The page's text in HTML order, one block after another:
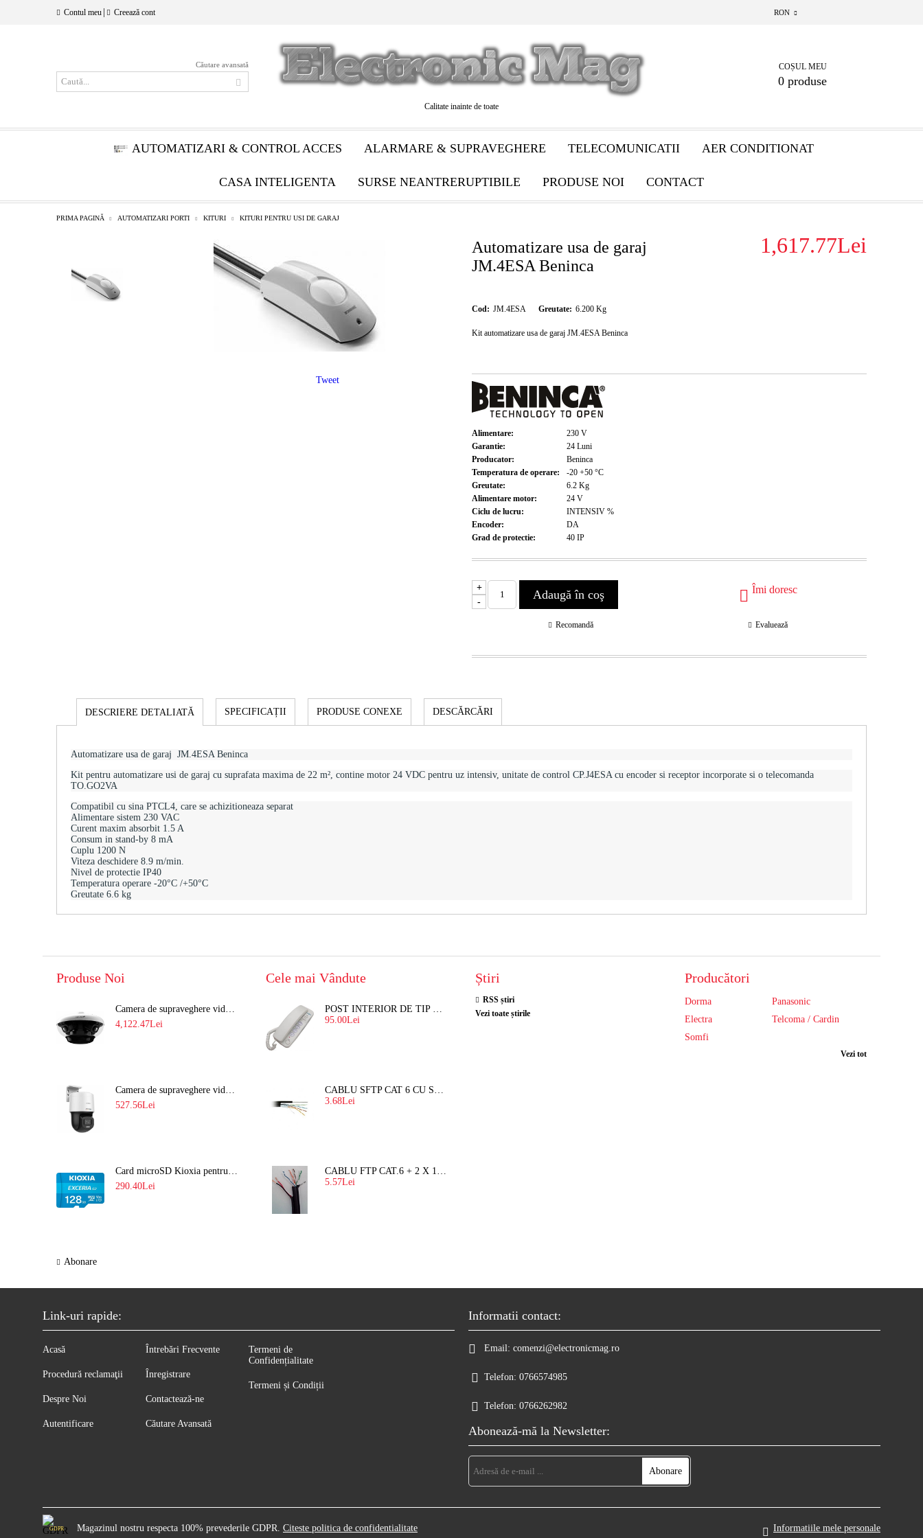
Contul meu Creează cont RON
Căutare avansată
Calitate inainte de toate
COȘUL MEU
0 produse
AUTOMATIZARI & CONTROL ACCES ALARMARE & SUPRAVEGHERE TELECOMUNICATII AER CONDITIONAT
CASA INTELIGENTA SURSE NEANTRERUPTIBILE PRODUSE NOI CONTACT
PRIMA PAGINĂ AUTOMATIZARI PORTI KITURI KITURI PENTRU USI DE GARAJ
Automatizare usa de garaj
JM.4ESA Beninca
1,617.77Lei
Cod: JM.4ESA Greutate: 6.200 Kg
Kit automatizare usa de garaj JM.4ESA Beninca
Alimentare: 230 V
Garantie:
24 Luni
Producator:
Beninca
Temperatura de operare:
-20 +50 °C
Greutate:
6.2 Kg
Alimentare motor:
24 V
Ciclu de lucru:
INTENSIV %
Encoder:
DA
Grad de protectie:
40 IP
+
-
Îmi doresc
Recomandă Evaluează
Tweet
DESCRIERE DETALIATĂ SPECIFICAȚII PRODUSE CONEXE DESCĂRCĂRI
Automatizare usa de garaj JM.4ESA Beninca
Kit pentru automatizare usi de garaj cu suprafata maxima de 22 m², contine motor 24 VDC pentru uz intensiv, unitate de control CP.J4ESA cu encoder si receptor incorporate si o telecomanda
TO.GO2VA
Compatibil cu sina PTCL4, care se achizitioneaza separat
Alimentare sistem 230 VAC
Curent maxim absorbit 1.5 A
Consum in stand-by 8 mA
Cuplu 1200 N
Viteza deschidere 8.9 m/min.
Nivel de protectie IP40
Temperatura operare -20°C /+50°C
Greutate 6.6 kg
Produse Noi
Camera de supraveghere video 8MP panoramica de exterior(4x2MP Stitched) Navaio NGC-7482PR
4,122.47Lei
Camera de supraveghere video IP PT 4MP cu lumina alba 30M si lentila fixa Hikvision DS-2DE2C400SCG-E F1
527.56Lei
Card microSD Kioxia pentru CCTV cu capacitate memorie 128GB Ultra HD 4K LMEX2L128GG2
290.40Lei
Abonare
Cele mai Vândute
POST INTERIOR DE TIP TELEFON RESEL, T8018 PENTRU INTERFON DE BLOC
95.00Lei
CABLU SFTP CAT 6 CU SUFA, DE EXTERIOR 8 FIRE X 0,56 MM
3.68Lei
CABLU FTP CAT.6 + 2 X 1.5 MM2 ( LITAT ) CU SUFA
5.57Lei
Știri
RSS știri
Vezi toate știrile
Producători
Dorma
Panasonic
Electra
Telcoma / Cardin
Somfi
Vezi tot
Link-uri rapide:
Acasă
Procedură reclamaţii
Despre Noi
Autentificare
Întrebări Frecvente
Înregistrare
Contactează-ne
Căutare Avansată
Termeni de
Confidențialitate
Termeni și Condiții
Informatii contact:
Email: comenzi@electronicmag.ro
Telefon: 0766574985
Telefon: 0766262982
Abonează-mă la Newsletter:
GDPR Magazinul nostru respecta 100% prevederile GDPR. Citeste politica de confidentialitate Informatiile mele personale